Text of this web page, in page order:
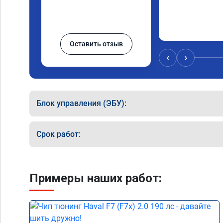
Оставить отзыв
‹ ›
Блок управления (ЭБУ):
Срок работ:
Примеры наших работ: